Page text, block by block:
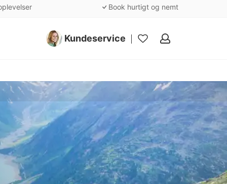
Book hurtigt og nemt
Kundeservice
Mine